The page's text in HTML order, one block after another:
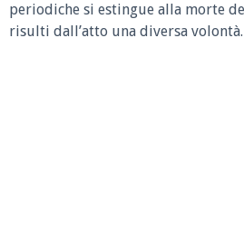
periodiche si estingue alla morte
risulti dall’atto una diversa volontà.